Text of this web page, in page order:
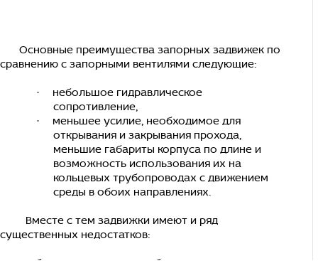
Основные преимущества запорных задвижек по
сравнению с запор­ными вентилями следующие:
·
небольшое гидравлическое
сопротивление,
·
меньшее усилие, необходимое для
открывания и закрывания прохода,
меньшие габариты корпуса по длине и
возможность использования их на
кольцевых трубопроводах с движением
среды в обоих направлениях.
Вместе с тем задвижки имеют и ряд
существенных недостатков:
боль­шие по высоте габариты,